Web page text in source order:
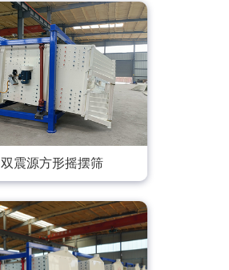
双震源方形摇摆筛